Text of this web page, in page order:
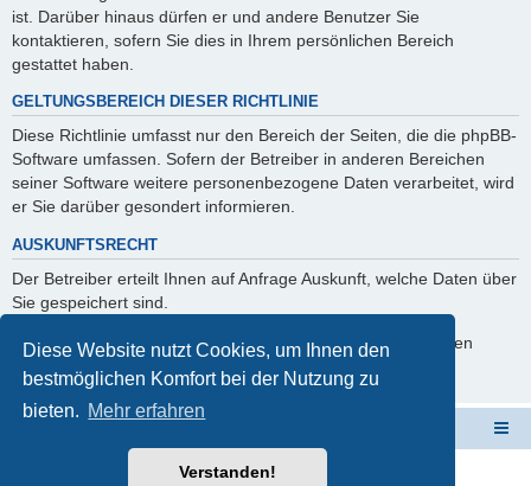
Diese Website nutzt Cookies, um Ihnen den
bestmöglichen Komfort bei der Nutzung zu
bieten. Mehr erfahren
Verstanden!
ist. Darüber hinaus dürfen er und andere Benutzer Sie
kontaktieren, sofern Sie dies in Ihrem persönlichen Bereich
gestattet haben.
GELTUNGSBEREICH DIESER RICHTLINIE
Diese Richtlinie umfasst nur den Bereich der Seiten, die die phpBB-
Software umfassen. Sofern der Betreiber in anderen Bereichen
seiner Software weitere personenbezogene Daten verarbeitet, wird
er Sie darüber gesondert informieren.
AUSKUNFTSRECHT
Der Betreiber erteilt Ihnen auf Anfrage Auskunft, welche Daten über
Sie gespeichert sind.
Sie können jederzeit die Löschung bzw. Sperrung Ihrer Daten
verlangen. Kontaktieren Sie hierzu bitte den Betreiber.
Powered byphpBB® Forum Software © phpBB Limited